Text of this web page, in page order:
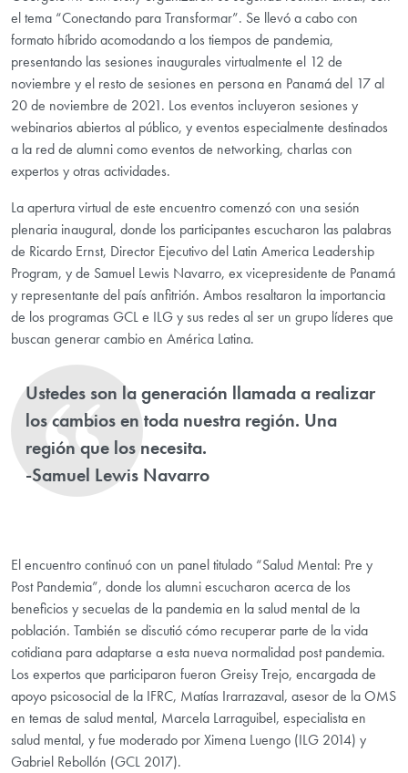
el tema “Conectando para Transformar”. Se llevó a cabo con
formato híbrido acomodando a los tiempos de pandemia,
presentando las sesiones inaugurales virtualmente el 12 de
noviembre y el resto de sesiones en persona en Panamá del 17 al
20 de noviembre de 2021. Los eventos incluyeron sesiones y
webinarios abiertos al público, y eventos especialmente destinados
a la red de alumni como eventos de networking, charlas con
expertos y otras actividades.
La apertura virtual de este encuentro comenzó con una sesión
plenaria inaugural, donde los participantes escucharon las palabras
de Ricardo Ernst, Director Ejecutivo del Latin America Leadership
Program, y de Samuel Lewis Navarro, ex vicepresidente de Panamá
y representante del país anfitrión. Ambos resaltaron la importancia
de los programas GCL e ILG y sus redes al ser un grupo líderes que
buscan generar cambio en América Latina.
Ustedes son la generación llamada a realizar
los cambios en toda nuestra región. Una
región que los necesita.
-Samuel Lewis Navarro
El encuentro continuó con un panel titulado “Salud Mental: Pre y
Post Pandemia”, donde los alumni escucharon acerca de los
beneficios y secuelas de la pandemia en la salud mental de la
población. También se discutió cómo recuperar parte de la vida
cotidiana para adaptarse a esta nueva normalidad post pandemia.
Los expertos que participaron fueron Greisy Trejo, encargada de
apoyo psicosocial de la IFRC, Matías Irarrazaval, asesor de la OMS
en temas de salud mental, Marcela Larraguibel, especialista en
salud mental, y fue moderado por Ximena Luengo (ILG 2014) y
Gabriel Rebollón (GCL 2017).